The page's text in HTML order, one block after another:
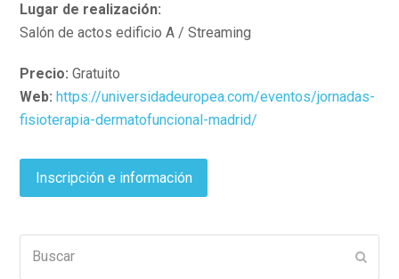
Lugar de realización:
Salón de actos edificio A / Streaming
Precio: Gratuito
Web: https://universidadeuropea.com/eventos/jornadas-
fisioterapia-dermatofuncional-madrid/
Inscripción e información